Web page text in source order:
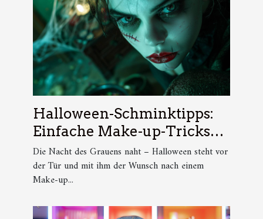
Halloween-Schminktipps:
Einfache Make-up-Tricks
für die gruseligste Nacht des
Jahres
Die Nacht des Grauens naht – Halloween steht vor
der Tür und mit ihm der Wunsch nach einem
Make-up...